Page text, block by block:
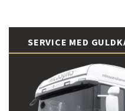
SERVICE MED